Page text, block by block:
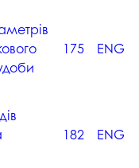
175 ENG
182 ENG